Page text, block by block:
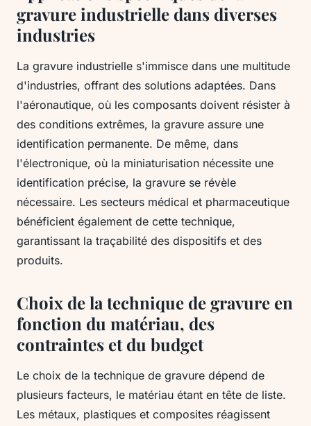
gravure industrielle dans diverses
industries
La gravure industrielle s'immisce dans une multitude
d'industries, offrant des solutions adaptées. Dans
l'aéronautique, où les composants doivent résister à
des conditions extrêmes, la gravure assure une
identification permanente. De même, dans
l'électronique, où la miniaturisation nécessite une
identification précise, la gravure se révèle
nécessaire. Les secteurs médical et pharmaceutique
bénéficient également de cette technique,
garantissant la traçabilité des dispositifs et des
produits.
Choix de la technique de gravure en
fonction du matériau, des
contraintes et du budget
Le choix de la technique de gravure dépend de
plusieurs facteurs, le matériau étant en tête de liste.
Les métaux, plastiques et composites réagissent